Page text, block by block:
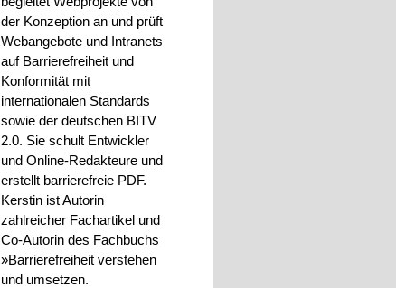
der Konzeption an und prüft
Webangebote und Intranets
auf Barrierefreiheit und
Konformität mit
internationalen Standards
sowie der deutschen BITV
2.0. Sie schult Entwickler
und Online-Redakteure und
erstellt barrierefreie PDF.
Kerstin ist Autorin
zahlreicher Fachartikel und
Co-Autorin des Fachbuchs
»Barrierefreiheit verstehen
und umsetzen.